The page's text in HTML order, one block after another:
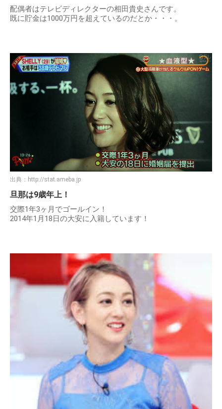
配偶者はテレビディレクターの相田貴史さんです。
既に貯金は1000万円を超えているのだとか・・・。
出典： http://stat.ameba.jp
旦那は9歳年上！
交際1年3ヶ月でゴールイン！
2014年1月18日の大安に入籍しています！